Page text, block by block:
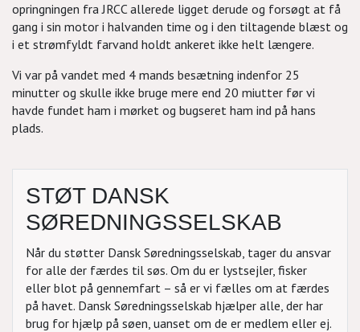
opringningen fra JRCC allerede ligget derude og forsøgt at få
gang i sin motor i halvanden time og i den tiltagende blæst og
i et strømfyldt farvand holdt ankeret ikke helt længere.
Vi var på vandet med 4 mands besætning indenfor 25
minutter og skulle ikke bruge mere end 20 miutter før vi
havde fundet ham i mørket og bugseret ham ind på hans
plads.
STØT DANSK
SØREDNINGSSELSKAB
Når du støtter Dansk Søredningsselskab, tager du ansvar
for alle der færdes til søs. Om du er lystsejler, fisker
eller blot på gennemfart – så er vi fælles om at færdes
på havet. Dansk Søredningsselskab hjælper alle, der har
brug for hjælp på søen, uanset om de er medlem eller ej.